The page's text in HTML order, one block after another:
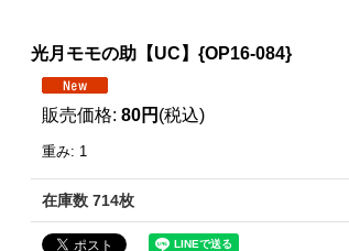
光月モモの助【UC】{OP16-084}
販売価格: 80円 (税込)
重み: 1
在庫数 714枚